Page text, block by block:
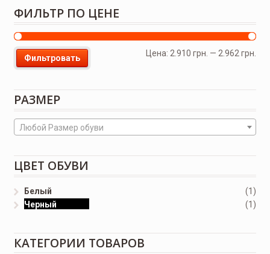
ФИЛЬТР ПО ЦЕНЕ
Фильтровать
Цена: 2.910 грн. — 2.962 грн.
РАЗМЕР
Любой Размер обуви
ЦВЕТ ОБУВИ
Белый
(1)
Черный
(1)
КАТЕГОРИИ ТОВАРОВ